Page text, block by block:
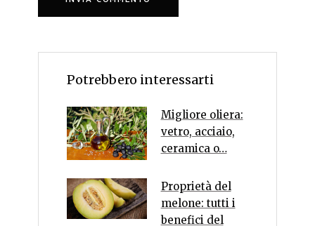
Potrebbero interessarti
Migliore oliera:
vetro, acciaio,
ceramica o…
Proprietà del
melone: tutti i
benefici del